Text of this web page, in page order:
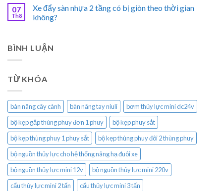
07
Th8
Xe đẩy sàn nhựa 2 tầng có bị giòn theo thời gian
không?
BÌNH LUẬN
TỪ KHÓA
bàn nâng cây cành bàn nâng tay niuli
bơm thủy lực mini dc24v
bộ kẹp gắp thùng phuy đơn 1 phuy
bộ kẹp phuy sắt
bộ kẹp thùng phuy 1 phuy sắt
bộ kẹp thùng phuy đôi 2 thùng phuy
bộ nguồn thủy lực cho hệ thống nâng hạ đuôi xe
bộ nguồn thủy lực mini 12v
bộ nguồn thủy lực mini 220v
cẩu thủy lực mini 2 tấn
cẩu thủy lực mini 3 tấn